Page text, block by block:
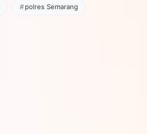
polres Semarang